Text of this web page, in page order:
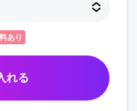
あり
れる